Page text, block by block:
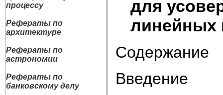
процессу
Рефераты по
архитектуре
Рефераты по
астрономии
Рефераты по
банковскому делу
для
линейных
Содержание
Введение